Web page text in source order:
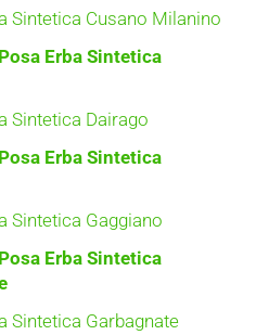
Sintetica Cusano Milanino
Erba Sintetica
Sintetica Dairago
Erba Sintetica
Sintetica Gaggiano
Erba Sintetica
Sintetica Garbagnate